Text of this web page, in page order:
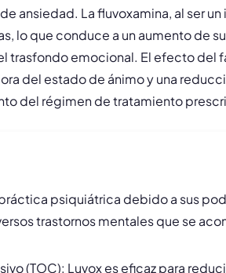
ansiedad. La fluvoxamina, al ser
lo que conduce a un aumento de
trasfondo emocional. El efecto
del estado de ánimo y una
del régimen de tratamiento
psiquiátrica debido a sus
trastornos mentales que se
(TOC): Luvox es eficaz para